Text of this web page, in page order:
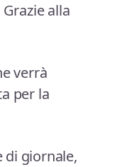
alla
verrà
per la
di giornale,